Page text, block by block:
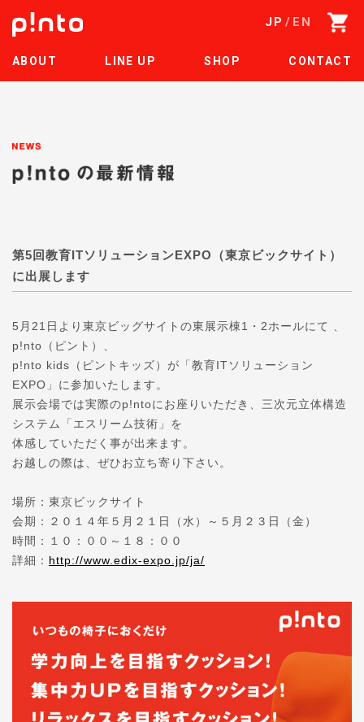
ABOUT LINE UP SHOP CONTACT
JP EN
第5回教育ITソリューションEXPO（東京ビックサイト）
に出展します
5月21日より東京ビッグサイトの東展示棟1・2ホールにて 、
p!nto（ピント）、
p!nto kids（ピントキッズ）が「教育ITソリューション
EXPO」に参加いたします。
展示会場では実際のp!ntoにお座りいただき、三次元立体構造
システム「エスリーム技術」を
体感していただく事が出来ます。
お越しの際は、ぜひお立ち寄り下さい。
場所：東京ビックサイト
会期：２０１４年５月２１日（水）～５月２３日（金）
時間：１０：００～１８：００
詳細： http://www.edix-expo.jp/ja/